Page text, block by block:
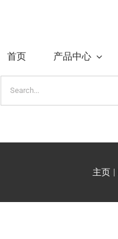
首页 产品中心
索：
主页